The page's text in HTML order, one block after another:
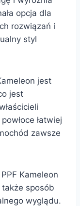
opcja dla
rozwiązań i
styl
jest
jest
łatwiej
zawsze
Kameleon
sposób
wyglądu.